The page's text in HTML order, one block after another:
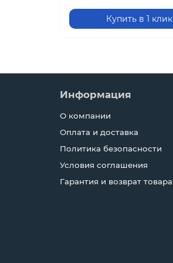
Купить в 1 клик
Информация
О компании
Оплата и доставка
Политика безопасности
Условия соглашения
Гарантия и возврат товара